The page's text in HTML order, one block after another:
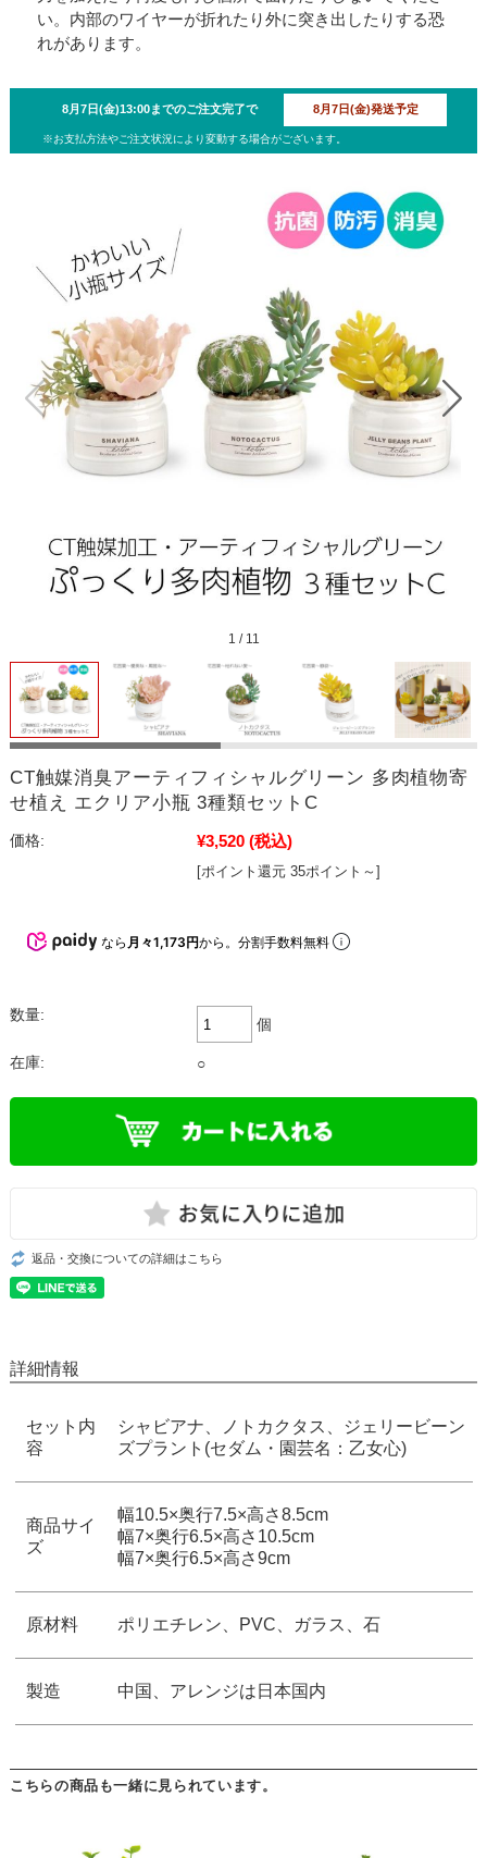
い。内部のワイヤーが折れたり外に突き出したりする恐
れがあります。
1 / 11
CT触媒消臭アーティフィシャルグリーン 多肉植物寄
せ植え エクリア小瓶 3種類セットC
価格: ¥3,520 (税込)
[ポイント還元 35ポイント～]
なら 月々1,173円から。分割手数料無料
数量:
個
在庫: ○
返品・交換についての詳細はこちら
詳細情報
セット内
容
シャビアナ、ノトカクタス、ジェリービーン
ズプラント(セダム・園芸名：乙女心)
商品サイ
ズ
幅10.5×奥行7.5×高さ8.5cm
幅7×奥行6.5×高さ10.5cm
幅7×奥行6.5×高さ9cm
原材料 ポリエチレン、PVC、ガラス、石
製造 中国、アレンジは日本国内
こちらの商品も一緒に見られています。